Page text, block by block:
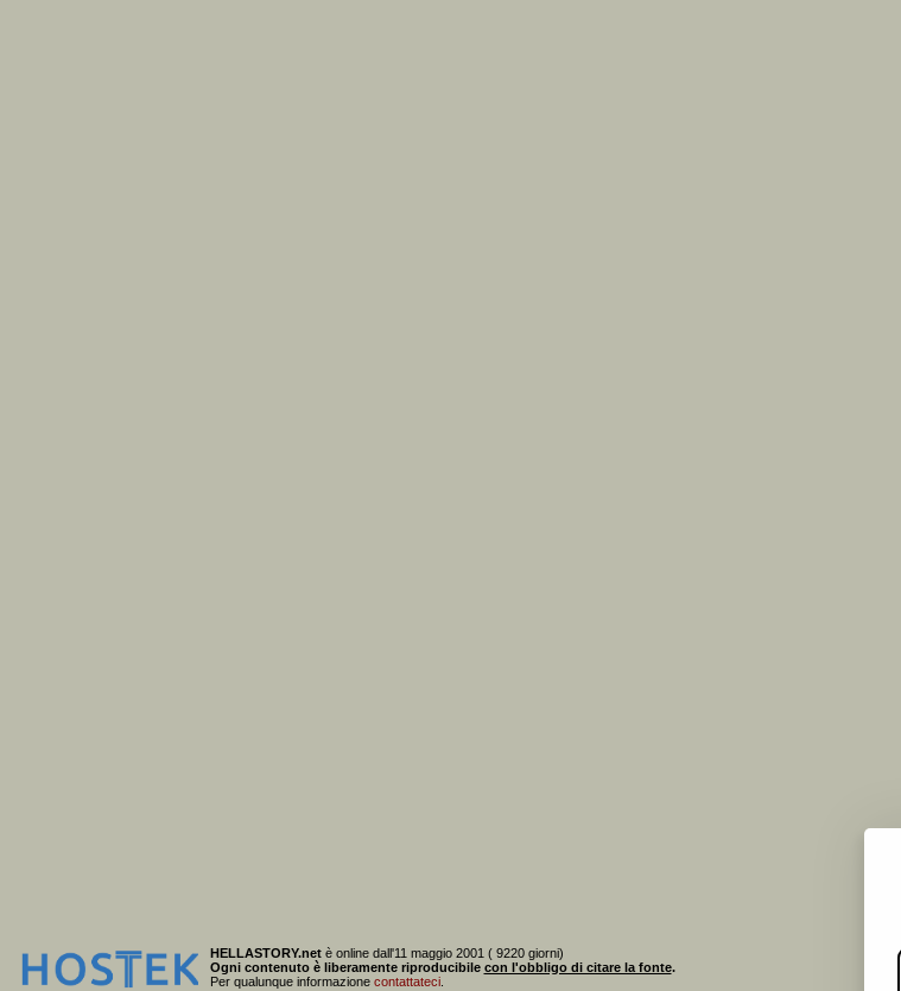
HELLASTORY.netè online dall'11 maggio 2001 ( 9220 giorni)
Ogni contenuto è liberamente riproducibile con l'obbligo di citare la fonte.
Per qualunque informazione contattateci.